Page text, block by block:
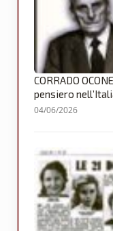
CORRADO
pensiero
04/06/2026